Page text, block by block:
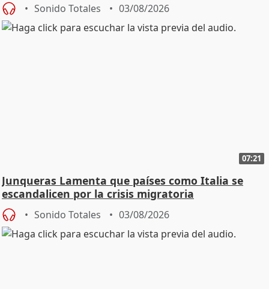
Sonido Totales 03/08/2026
07:21
Junqueras Lamenta que países como Italia se
escandalicen por la crisis migratoria
Sonido Totales 03/08/2026